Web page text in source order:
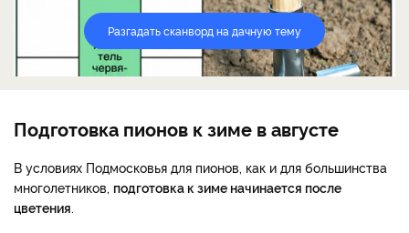
Разгадать сканворд на дачную тему
Подготовка пионов к зиме в августе
В условиях Подмосковья для пионов, как и для большинства
многолетников, подготовка к зиме начинается после
цветения